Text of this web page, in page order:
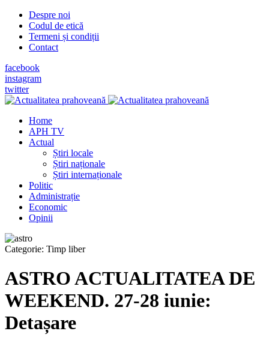
Despre noi
Codul de etică
Termeni și condiții
Contact
facebook
instagram
twitter
Home
APH TV
Actual
Știri locale
Știri naționale
Știri internaționale
Politic
Administrație
Economic
Opinii
Categorie: Timp liber
ASTRO ACTUALITATEA DE
WEEKEND. 27-28 iunie:
Detașare